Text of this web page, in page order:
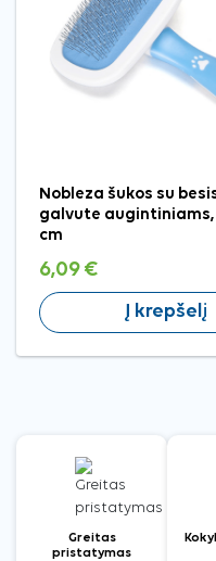
Nobleza šukos su
galvute augintiniams,
cm
6,09 €
Į krepšelį
Greitas
pristatymas